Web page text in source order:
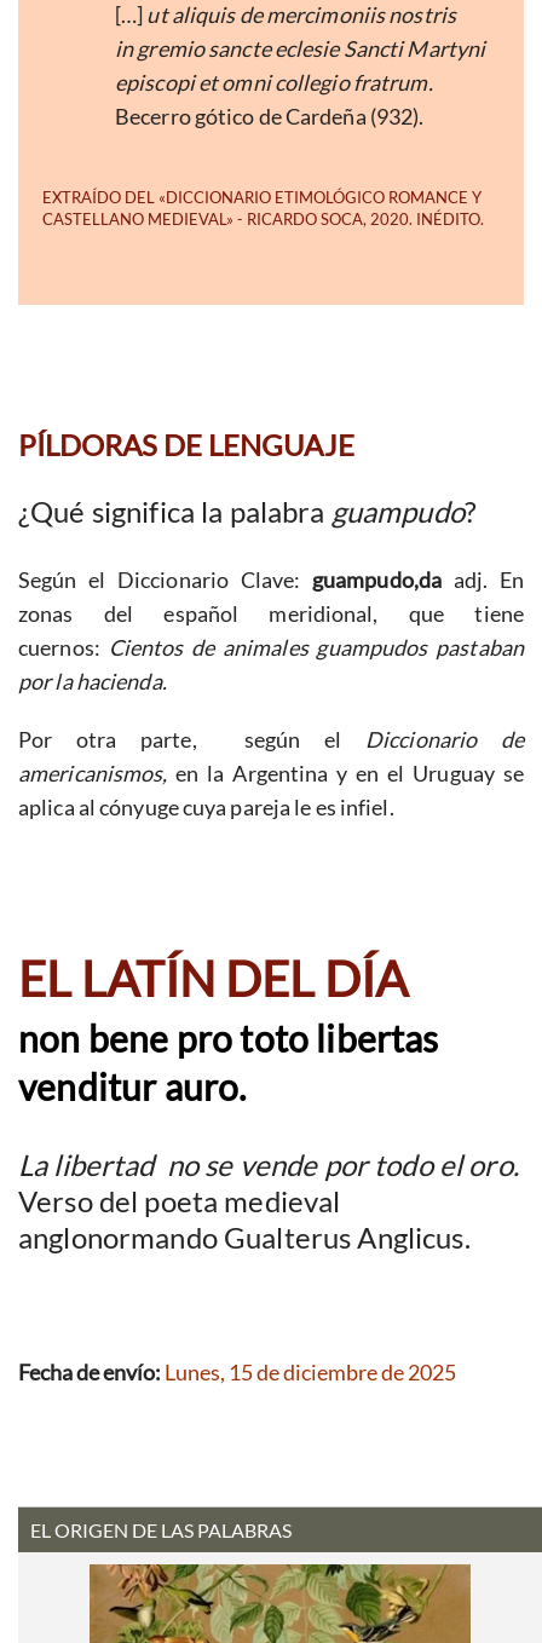
[…]ut aliquis de mercimoniis nostris
in gremio sancte eclesie Sancti Martyni
episcopi et omni collegio fratrum.
Becerro gótico de Cardeña (932).
PÍLDORAS DE LENGUAJE
¿Qué significa la palabra guampudo?
Según el Diccionario Clave: guampudo,da adj. En
zonas del español meridional, que tiene
cuernos: Cientos de animales guampudos pastaban
por la hacienda.
Por otra parte, según el Diccionario de
americanismos,en la Argentina y en el Uruguay se
aplica al cónyuge cuya pareja le es infiel.
EL LATÍN DEL DÍA
non bene pro toto libertas
venditur auro.
La libertad no se vende por todo el oro.
Verso del poeta medieval
anglonormando Gualterus Anglicus.
Fecha de envío: Lunes, 15 de diciembre de 2025
EL ORIGEN DE LAS PALABRAS